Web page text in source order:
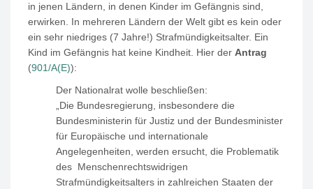
in jenen Ländern, in denen Kinder im Gefängnis sind,
erwirken. In mehreren Ländern der Welt gibt es kein oder
ein sehr niedriges (7 Jahre!) Strafmündigkeitsalter. Ein
Kind im Gefängnis hat keine Kindheit. Hier der Antrag
(901/A(E)):
Der Nationalrat wolle beschließen:
„Die Bundesregierung, insbesondere die
Bundesministerin für Justiz und der Bundesminister
für Europäische und internationale
Angelegenheiten, werden ersucht, die Problematik
des Menschenrechtswidrigen
Strafmündigkeitsalters in zahlreichen Staaten der